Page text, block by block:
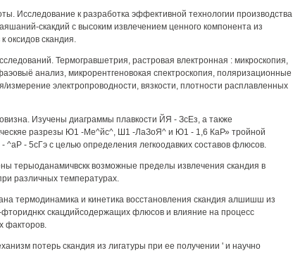
Исследование к разработка эффективной технологии производства
скакдий с высоким извлечением ценного компонента из
оксидов скандия.
Термогравшетрия, растровая влектронная : микроскопия,
анализ, микрорентгеновокая спектроскопия, поляризационные
измерение электропроводности, вязкости, плотности расплавленных
Изучены диаграммы плавкости ЙЯ - ЗсЕз, а также
разрезы Ю1 -Ме^йс^, Ш1 -ЛаЗоЯ^ и Ю1 - 1,6 КаР» тройной
^аР - 5сГэ с целью определения легкоодавких составов флюсов.
терыоданамичвскк возможные пределы извлечения скандия в
различных температурах.
термодинамика и кинетика восстановления скандия алшишш из
скацдийсодержащих флюсов и влияние на процесс
факторов.
потерь скандия из лигатуры при ее получении ' и научно